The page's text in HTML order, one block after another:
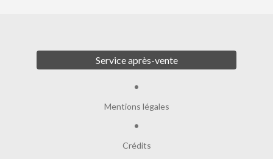
Service après-vente
Mentions légales
Crédits